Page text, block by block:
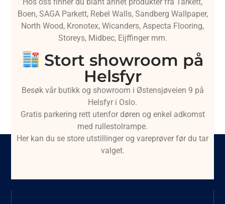
Boen, SAGA Parkett, Rebel Walls, Sandberg Wallpaper,
North Wood, Kronotex, Wicanders, Aspecta Flooring,
Storeys, Midbec, Eijffinger mm.
Stort showroom på
Helsfyr
Besøk vår butikk og showroom i Østensjøveien 9 på
Helsfyr i Oslo.
Gratis parkering rett utenfor døren og enkel adkomst
med rullestolrampe.
Her kan du se store utstillinger og vareprøver før du tar
valget.